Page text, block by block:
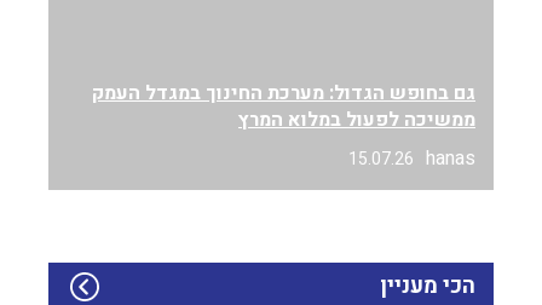
גם בחופש הגדול: מערכת החינוך במגדל העמק
ממשיכה לפעול במלוא המרץ
hanas
15.07.26
הכי מעניין